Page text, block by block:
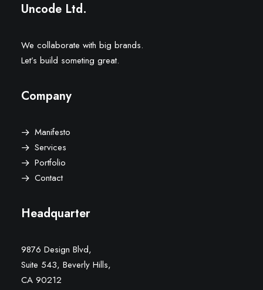
Uncode Ltd.
We collaborate with big brands.
Let’s build someting great.
Company
Manifesto
Services
Portfolio
Contact
Headquarter
9876 Design Blvd,
Suite 543, Beverly Hills,
CA 90212